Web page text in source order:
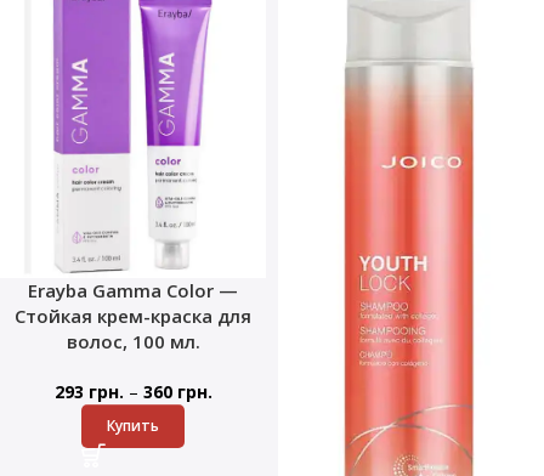
Erayba Gamma Color —
Стойкая крем-краска для
волос, 100 мл.
293 грн. – 360 грн.
Купить